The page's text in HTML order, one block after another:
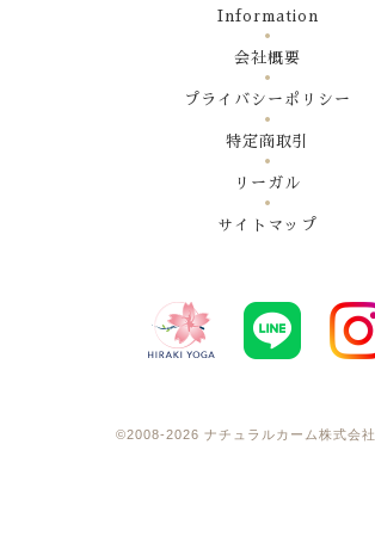
Information
会社概要
プライバシーポリシー
特定商取引
リーガル
サイトマップ
©2008-2026 ナチュラルカーム株式会社